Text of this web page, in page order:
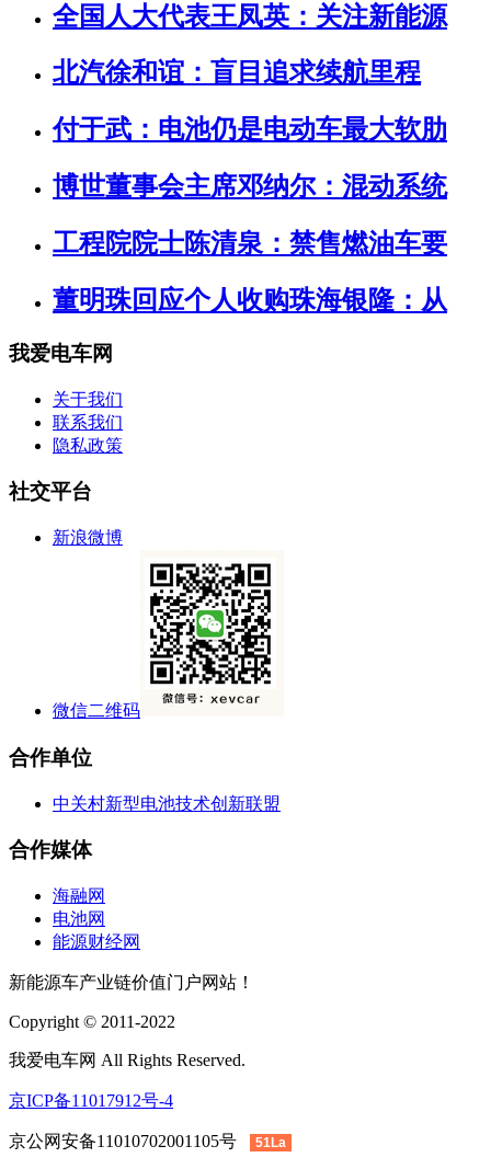
全国人大代表王凤英：关注新能源
北汽徐和谊：盲目追求续航里程
付于武：电池仍是电动车最大软肋
博世董事会主席邓纳尔：混动系统
工程院院士陈清泉：禁售燃油车要
董明珠回应个人收购珠海银隆：从
我爱电车网
关于我们
联系我们
隐私政策
社交平台
新浪微博
微信二维码
合作单位
中关村新型电池技术创新联盟
合作媒体
海融网
电池网
能源财经网
新能源车产业链价值门户网站！
Copyright © 2011-2022
我爱电车网 All Rights Reserved.
京ICP备11017912号-4
京公网安备11010702001105号 51La